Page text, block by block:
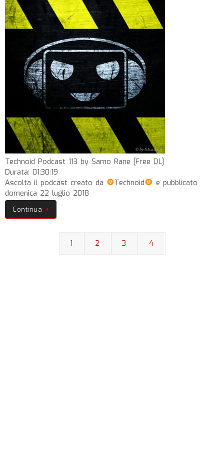
Technoid Podcast 113 by Samo Rane [Free DL]
Durata: 01:30:19
Ascolta il podcast creato da
Technoid
e pubblicato
domenica 22 luglio 2018
Continua
1 2 3 4